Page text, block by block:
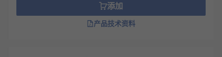
添加
产品技术资料